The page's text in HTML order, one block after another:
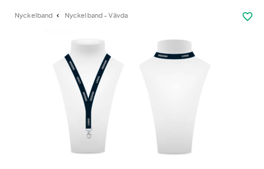
Nyckelband Nyckelband - Vävda favorite_border